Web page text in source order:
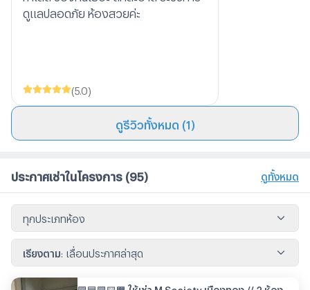
ดูแลปลอดภัย ห้องสวยค่ะ
(5.0)
ดูรีวิวทั้งหมด (1)
ประกาศเช่าในโครงการ (95) ดูทั้งหมด
ทุกประเภทห้อง
เรียงตาม: เลื่อนประกาศล่าสุด
🟪🟦🟩🟨🟧 ให้เช่า M Society เมืองทอง // 2 ห้อง